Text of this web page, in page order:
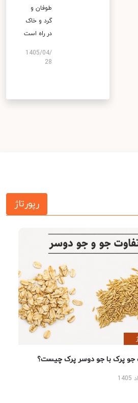
طوفان و
گرد و خاک
در راه است
1405/04/
28
رپورتاژ
پرک با جو دوسر پرک چیست؟